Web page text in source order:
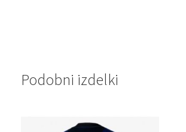
Podobni izdelki